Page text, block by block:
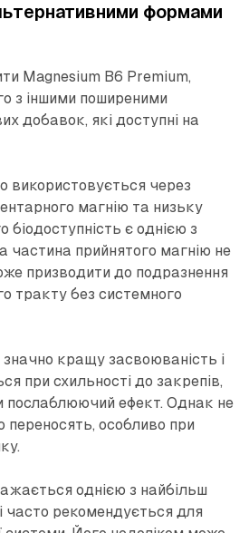
формами
Magnesium B6 Premium,
з іншими поширеними
добавок, які доступні на
використовується через
магнію та низьку
біодоступність є однією з
частина прийнятого магнію не
призводити до подразнення
тракту без системного
кращу засвоюваність і
при схильності до закрепів,
послаблюючий ефект. Однак не
переносять, особливо при
однією з найбільш
часто рекомендується для